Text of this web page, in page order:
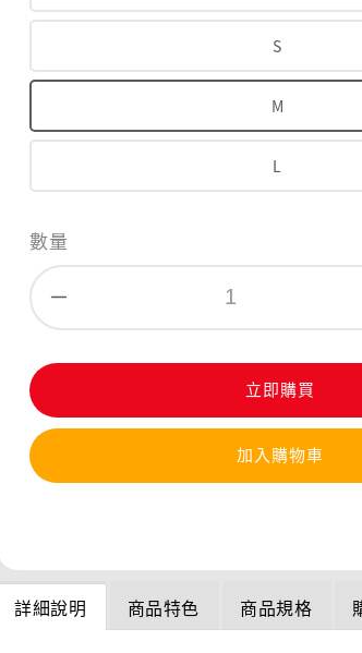
S
M
L
數量
立即購買
加入購物車
詳細說明 商品特色 商品規格